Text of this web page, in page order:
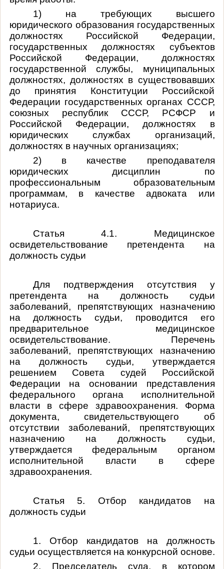
1) на требующих высшего
юридического образования государственных
должностях Российской Федерации,
государственных должностях субъектов
Российской Федерации, должностях
государственной службы, муниципальных
должностях, должностях в существовавших
до принятия Конституции Российской
Федерации государственных органах СССР,
союзных республик СССР, РСФСР и
Российской Федерации, должностях в
юридических службах организаций,
должностях в научных организациях;
2) в качестве преподавателя
юридических дисциплин по
профессиональным образовательным
программам, в качестве адвоката или
нотариуса.
Статья 4.1. Медицинское
освидетельствование претендента на
должность судьи
Для подтверждения отсутствия у
претендента на должность судьи
заболеваний, препятствующих назначению
на должность судьи, проводится его
предварительное медицинское
освидетельствование. Перечень
заболеваний, препятствующих назначению
на должность судьи, утверждается
решением Совета судей Российской
Федерации на основании представления
федерального органа исполнительной
власти в сфере здравоохранения. Форма
документа, свидетельствующего об
отсутствии заболеваний, препятствующих
назначению на должность судьи,
утверждается федеральным органом
исполнительной власти в сфере
здравоохранения.
Статья 5. Отбор кандидатов на
должность судьи
1. Отбор кандидатов на должность
судьи осуществляется на конкурсной основе.
2. Председатель суда, в котором